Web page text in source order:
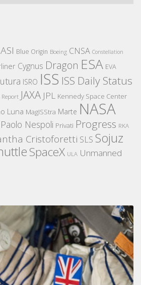
ASI Blue Origin Boeing CNSA Constellation
Cygnus Dragon ESA EVA
ISRO ISS ISS Daily Status
Report JAXA JPL Kennedy Space Center
Luna MagISStra Marte NASA
Paolo Nespoli Privati Progress RKA
Cristoforetti SLS Sojuz
SpaceX ULA Unmanned